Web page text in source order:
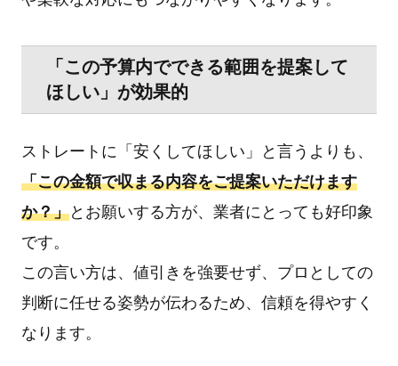
「この予算内でできる範囲を提案して
ほしい」が効果的
ストレートに「安くしてほしい」と言うよりも、
「この金額で収まる内容をご提案いただけます
か？」とお願いする方が、業者にとっても好印象
です。
この言い方は、値引きを強要せず、プロとしての
判断に任せる姿勢が伝わるため、信頼を得やすく
なります。